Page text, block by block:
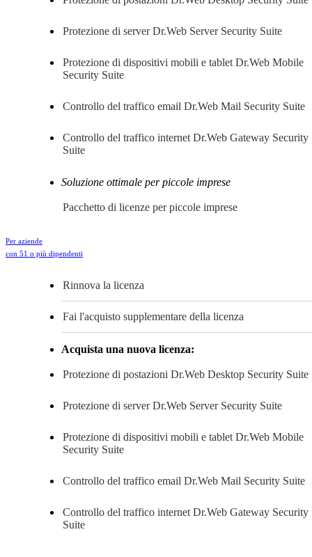
Protezione di serverDr.Web Server Security Suite
Protezione di dispositivi mobili e tablet Dr.Web Mobile
Security Suite
Controllo del traffico email Dr.Web Mail Security Suite
Controllo del traffico internet Dr.Web Gateway Security
Suite
Soluzione ottimale per piccole imprese
Pacchetto di licenze per piccole imprese
Per aziende
con 51 o più dipendenti
Rinnova la licenza
Fai l'acquisto supplementare della licenza
Acquista una nuova licenza:
Protezione di postazioni Dr.Web Desktop Security Suite
Protezione di serverDr.Web Server Security Suite
Protezione di dispositivi mobili e tablet Dr.Web Mobile
Security Suite
Controllo del traffico email Dr.Web Mail Security Suite
Controllo del traffico internet Dr.Web Gateway Security
Suite